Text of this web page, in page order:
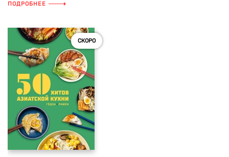
ПОДРОБНЕЕ
СКОРО